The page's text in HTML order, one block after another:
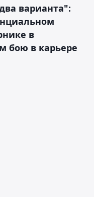
варианта":
в
бою в карьере